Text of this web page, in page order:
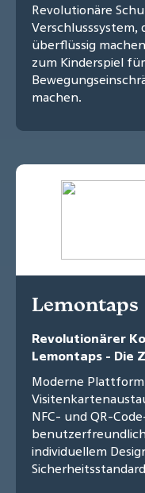
Revolutionäre
Verschlusssystem,
überflüssig
zum Kinderspiel
machen.
Lemontaps
Revolutionärer
Lemontaps - Die
Moderne
NFC- und QR-
individuellem